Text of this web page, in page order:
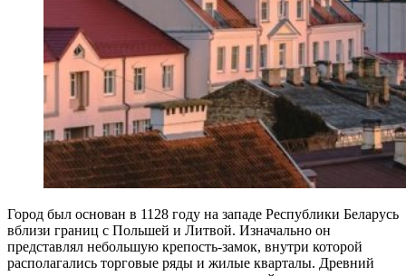
Город был основан в 1128 году на западе Республики Беларусь
вблизи границ с Польшей и Литвой. Изначально он
представлял небольшую крепость-замок, внутри которой
располагались торговые ряды и жилые кварталы. Древний